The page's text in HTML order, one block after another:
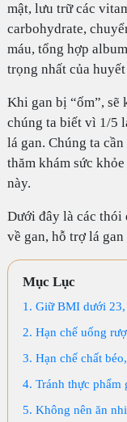
mật, lưu trữ các
carbohydrate,
máu, tổng hợp
trọng nhất của
Khi gan bị “ốm”, sẽ
chúng ta biết vì 1/5
lá gan. Chúng ta
thăm khám sức
này.
Dưới đây là các thói
về gan, hỗ trợ lá
Mục Lục
1. Giữ BMI dưới
2. Hạn chế uống
3. Hạn chế chất
4. Tránh thực phẩm
5. Không nên ăn